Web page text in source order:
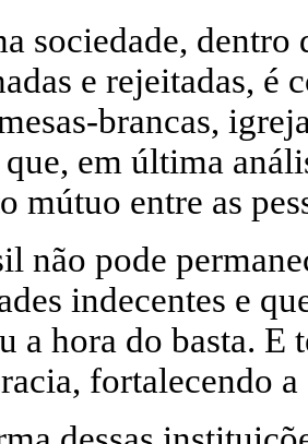
sociedade, dentro
e rejeitadas, é
brancas,
em última
mútuo entre as
não pode
indecentes e
a hora do basta. E
fortalecendo